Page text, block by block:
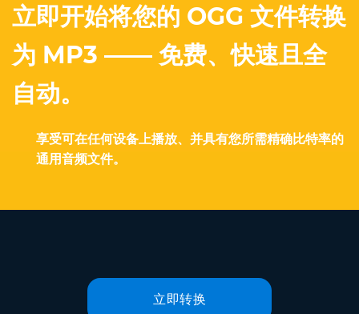
立即开始将您的 OGG 文件转换
为 MP3 —— 免费、快速且全
自动。
享受可在任何设备上播放、并具有您所需精确比特率的
通用音频文件。
立即转换